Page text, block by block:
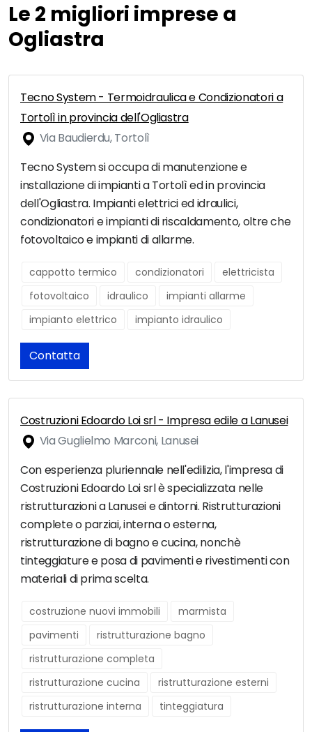
Le 2 migliori imprese a
Ogliastra
Tecno System - Termoidraulica e Condizionatori a
Tortolì in provincia dell'Ogliastra
Via Baudierdu, Tortolì
Tecno System si occupa di manutenzione e
installazione di impianti a Tortolì ed in provincia
dell'Ogliastra. Impianti elettrici ed idraulici,
condizionatori e impianti di riscaldamento, oltre che
fotovoltaico e impianti di allarme.
cappotto termico condizionatori
elettricista
fotovoltaico
idraulico
impianti allarme
impianto elettrico
impianto idraulico
Contatta
Costruzioni Edoardo Loi srl - Impresa edile a Lanusei
Via Guglielmo Marconi, Lanusei
Con esperienza pluriennale nell'edilizia, l'impresa di
Costruzioni Edoardo Loi srl è specializzata nelle
ristrutturazioni a Lanusei e dintorni. Ristrutturazioni
complete o parziai, interna o esterna,
ristrutturazione di bagno e cucina, nonchè
tinteggiature e posa di pavimenti e rivestimenti con
materiali di prima scelta.
costruzione nuovi immobili
marmista
pavimenti
ristrutturazione bagno
ristrutturazione completa
ristrutturazione cucina
ristrutturazione esterni
ristrutturazione interna
tinteggiatura